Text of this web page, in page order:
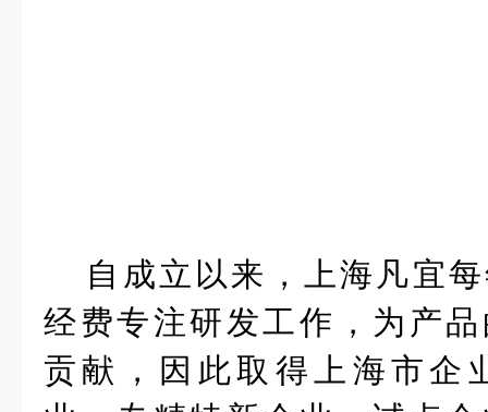
自成立以来，上海凡宜
经费专注研发工作，为产
贡献，因此取得上海市企